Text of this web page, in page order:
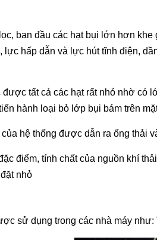
ban đầu các hạt bụi lớn hơn
lực hấp dẫn và lực hút tĩnh điện,
tất cả các hạt rất nhỏ nhờ có
hành loại bỏ lớp bụi bám trên
hệ thống được dẫn ra ống thải
điểm, tính chất của nguồn khí
nhỏ
sử dụng trong các nhà máy